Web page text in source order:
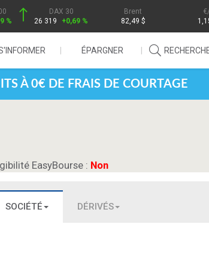
%
DAX 30
26 319
+0,69 %
Brent
82,49 $
/
ÉPARGNER
À 0€ DE FRAIS DE COURTAGE
EasyBourse : Non
SOCIÉTÉ DÉRIVÉS